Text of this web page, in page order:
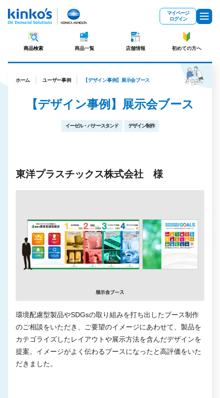
マイページ
ログイン
商品検索 商品一覧 店舗情報 初めての方へ
ホーム ユーザー事例 【デザイン事例】展示会ブース
【デザイン事例】展示会ブース
イーゼル・バナースタンド デザイン制作
東洋プラスチックス株式会社 様
環境配慮型製品やSDGsの取り組みを打ち出したブース制作
のご相談をいただき、ご要望のイメージにあわせて、製品を
カテゴライズしたレイアウトや展示方法を含んだデザインを
提案。イメージがよく伝わるブースになったと高評価をいた
だきました。